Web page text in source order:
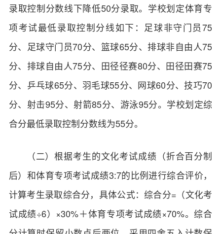
录取控制分数线下降低50分录取。学校划定体育专
项考试最低录取控制分线如下：足球非守门员75
分、足球守门员70分、篮球65分、排球非自由人75
分、排球自由人75分、田径径赛80分、田径田赛75
分、乒乓球65分、羽毛球55分、网球60分、技巧70
分、射击95分、射箭85分、游泳95分。学校划定综
合分最低录取控制分数线为55分。
（二）根据考生的文化考试成绩（折合百分制
后）和体育专项考试成绩3:7的比例进行综合评价，
计算考生录取综合分，具体公式：综合分=（文化考
试成绩÷6）×30%＋体育专项考试成绩×70%。综合